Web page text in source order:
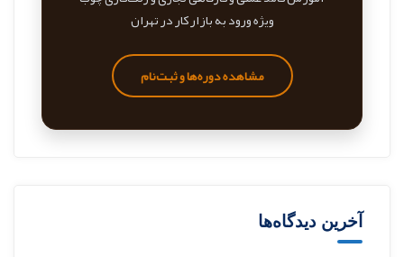
ویژه ورود به بازار کار در تهران
مشاهده دوره‌ها و ثبت‌نام
آخرین دیدگاه‌ها